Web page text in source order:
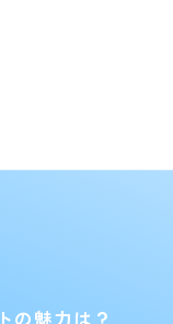
の魅力は？